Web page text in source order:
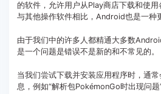
的软件，允许用户从Play商店下载和使用
与其他操作软件相比，Android也是一种
由于我们中的许多人都精通大多数
是一个问题是错误不是新的和不常见的。
当我们尝试下载并安装应用程序时，通
息，例如“解析包PokémonGo时出现问题”